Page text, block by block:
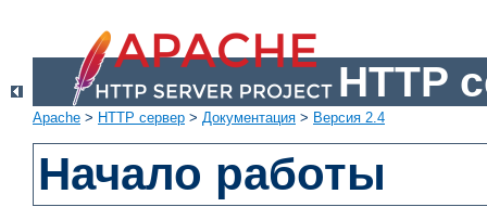
HTTP
Apache > HTTP сервер > Документация > Версия 2.4
Начало работы